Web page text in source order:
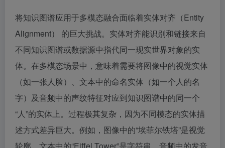
将知识图谱应用于多模态融合面临着实体对齐（Entity
Alignment） 的巨大挑战。实体对齐能识别和链接来自
不同知识图谱或数据源中指代同一现实世界对象的实
体。在多模态场景中，意味着需要将图像中的视觉实体
（如一张人脸）、文本中的命名实体（如一个人的名
字）及音频中的声纹特征对应到知识图谱中的同一个
“人”的实体上。过程极其复杂，因为不同模态的实体描
述方式差异巨大。例如，图像中的“埃菲尔铁塔”是视觉
轮廓，文本中的“Eiffel Tower”是字符串，音频中的发音